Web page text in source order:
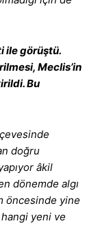
ile görüştü.
Meclis’in
Bu
doğru
âkil
dönemde algı
öncesinde yine
hangi yeni ve